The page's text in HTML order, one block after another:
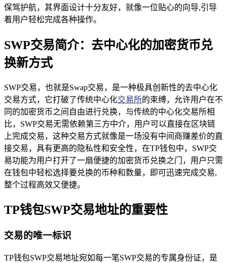
保驾护航，其界面设计十分友好，就像一位贴心的向导,引导
着用户轻松完成各种操作。
SWP交易简介：去中心化的加密货币兑
换新方式
SWP交易，也就是Swap交易，是一种极具创新性的去中心化
交易方式，它打破了传统中心化交易所的束缚，允许用户在不
同的加密货币之间自由进行兑换，与传统的中心化交易所相
比，SWP交易无需依赖第三方中介，用户可以直接在区块链
上完成交易，这种交易方式就像是一场没有中间商赚差价的直
接交易，具有更高的隐私性和安全性，在TP钱包中，SWP交
易功能为用户打开了一扇便捷的加密货币兑换之门，用户只需
在钱包中轻松选择要兑换的币种和数量，即可迅速完成交易,
整个过程高效又便捷。
TP钱包SWP交易地址的重要性
交易的唯一标识
TP钱包SWP交易地址宛如每一笔SWP交易的专属身份证，是